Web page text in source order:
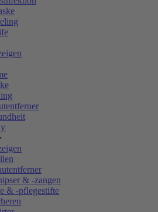
& -zangen
& -pflegestifte